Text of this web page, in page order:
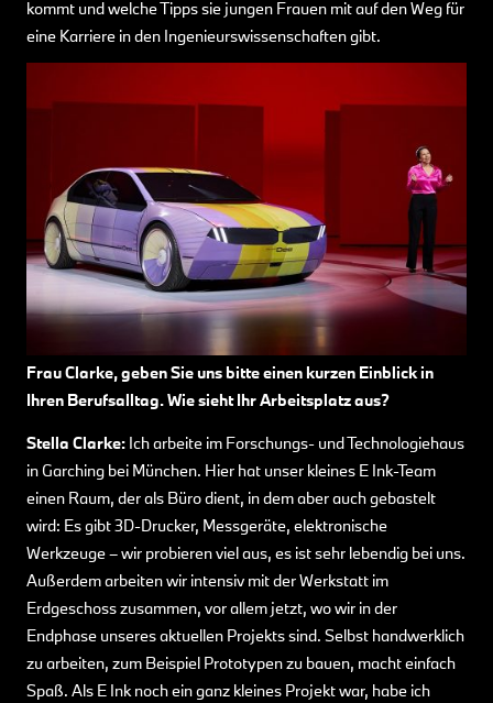
kommt und welche Tipps sie jungen Frauen mit auf den Weg für
eine Karriere in den Ingenieurswissenschaften gibt.
Frau Clarke, geben Sie uns bitte einen kurzen Einblick in
Ihren Berufsalltag. Wie sieht Ihr Arbeitsplatz aus?
Stella Clarke: Ich arbeite im Forschungs- und Technologiehaus
in Garching bei München. Hier hat unser kleines E Ink-Team
einen Raum, der als Büro dient, in dem aber auch gebastelt
wird: Es gibt 3D-Drucker, Messgeräte, elektronische
Werkzeuge – wir probieren viel aus, es ist sehr lebendig bei uns.
Außerdem arbeiten wir intensiv mit der Werkstatt im
Erdgeschoss zusammen, vor allem jetzt, wo wir in der
Endphase unseres aktuellen Projekts sind. Selbst handwerklich
zu arbeiten, zum Beispiel Prototypen zu bauen, macht einfach
Spaß. Als E Ink noch ein ganz kleines Projekt war, habe ich